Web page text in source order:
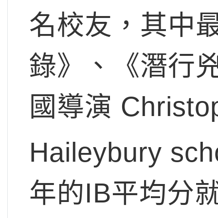
名校友，其中
錄》、《潛行
國導演
Haileybury
年的IB平均分